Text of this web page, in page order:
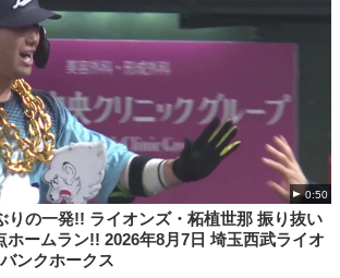
0:50
りの一発!! ライオンズ・柘植世那 振り抜い
ホームラン!! 2026年8月7日 埼玉西武ライオ
ンクホークス